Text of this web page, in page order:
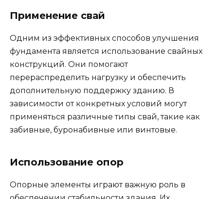
Применение свай
Одним из эффективных способов улучшения
фундамента является использование свайных
конструкций. Они помогают
перераспределить нагрузку и обеспечить
дополнительную поддержку зданию. В
зависимости от конкретных условий могут
применяться различные типы свай, такие как
забивные, буронабивные или винтовые.
Использование опор
Опорные элементы играют важную роль в